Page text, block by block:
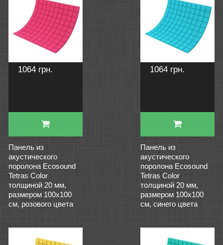
1064 грн.
Панель из
акустического
поролона Ecosound
Tetras Color
толщиной 20 мм,
размером 100х100
см, розового цвета
1064 грн.
Панель из
акустического
поролона Ecosound
Tetras Color
толщиной 20 мм,
размером 100х100
см, синего цвета